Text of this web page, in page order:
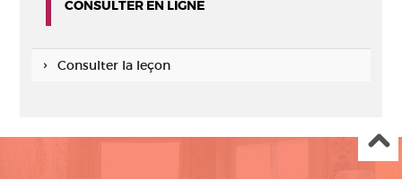
CONSULTER EN LIGNE
Consulter la leçon